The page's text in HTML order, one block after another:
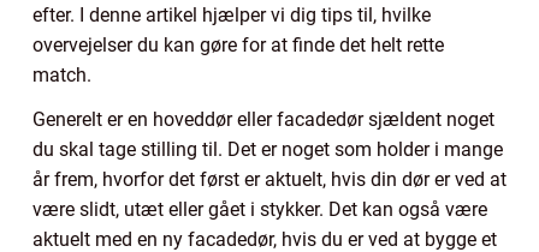
efter. I denne artikel hjælper vi dig tips til, hvilke
overvejelser du kan gøre for at finde det helt rette
match.
Generelt er en hoveddør eller facadedør sjældent noget
du skal tage stilling til. Det er noget som holder i mange
år frem, hvorfor det først er aktuelt, hvis din dør er ved at
være slidt, utæt eller gået i stykker. Det kan også være
aktuelt med en ny facadedør, hvis du er ved at bygge et